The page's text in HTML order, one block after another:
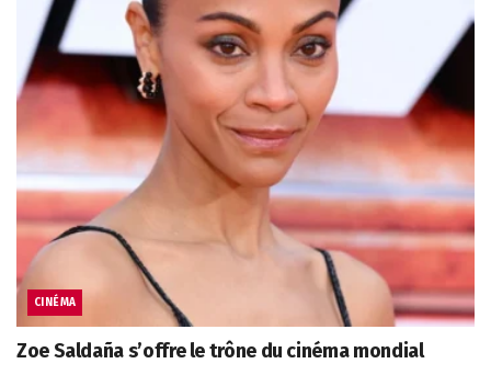
CINÉMA
Zoe Saldaña s’offre le trône du cinéma mondial